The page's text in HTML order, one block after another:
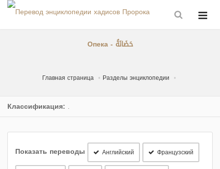
Опека - حَضَانَةُ
Главная страница Разделы энциклопедии
Классификация:
Показать переводы Английский Французский